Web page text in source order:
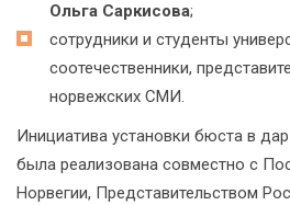
Ольга Саркисова;
сотрудники и студенты
соотечественники,
норвежских СМИ.
Инициатива установки бюста в
была реализована совместно с
Норвегии, Представительством